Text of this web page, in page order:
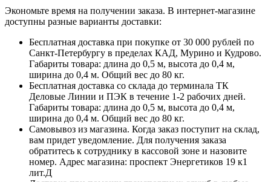
Экономьте время на получении заказа. В интернет-магазине
доступны разные варианты доставки:
Бесплатная доставка при покупке от 30 000 рублей по
Санкт-Петербургу в пределах КАД, Мурино и Кудрово.
Габариты товара: длина до 0,5 м, высота до 0,4 м,
ширина до 0,4 м. Общий вес до 80 кг.
Бесплатная доставка со склада до терминала ТК
Деловые Линии и ПЭК в течение 1-2 рабочих дней.
Габариты товара: длина до 0,5 м, высота до 0,4 м,
ширина до 0,4 м. Общий вес до 80 кг.
Самовывоз из магазина. Когда заказ поступит на склад,
вам придет уведомление. Для получения заказа
обратитесь к сотруднику в кассовой зоне и назовите
номер. Адрес магазина: проспект Энергетиков 19 к1
лит.Д